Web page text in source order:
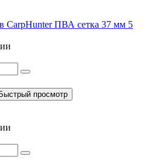
CarpHunter ПВА сетка 37 мм 5
просмотр